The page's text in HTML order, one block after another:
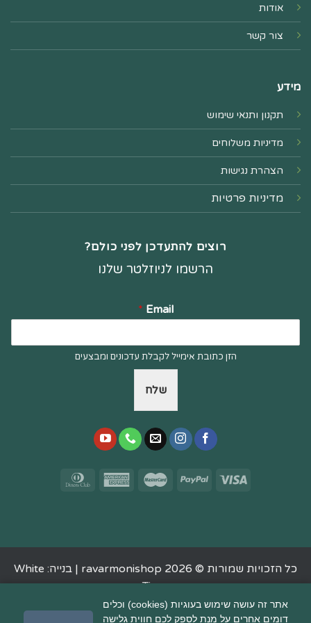
אודות
צור קשר
מידע
תקנון ותנאי שימוש
מדיניות משלוחים
הצהרת נגישות
מדיניות פרטיות
רוצים להתעדכן לפני כולם?
הרשמו לניוזלטר שלנו
Email
*
הזן כתובת אימייל לקבלת עדכונים ומבצעים
שלח
כל הזכויות שמורות © 2026 ravarmonishop |
בנייה: White
Tiger
אתר זה עושה שימוש בעוגיות (cookies) וכלים
דומים אחרים על מנת לספק לכם חווית גלישה